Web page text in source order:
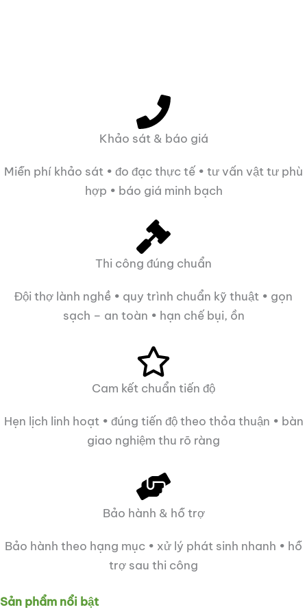
Khảo sát & báo giá
Miễn phí khảo sát • đo đạc thực tế • tư vấn vật tư phù
hợp • báo giá minh bạch
Thi công đúng chuẩn
Đội thợ lành nghề • quy trình chuẩn kỹ thuật • gọn
sạch – an toàn • hạn chế bụi, ồn
Cam kết chuẩn tiến độ
Hẹn lịch linh hoạt • đúng tiến độ theo thỏa thuận • bàn
giao nghiệm thu rõ ràng
Bảo hành & hỗ trợ
Bảo hành theo hạng mục • xử lý phát sinh nhanh • hỗ
trợ sau thi công
Sản phẩm nổi bật